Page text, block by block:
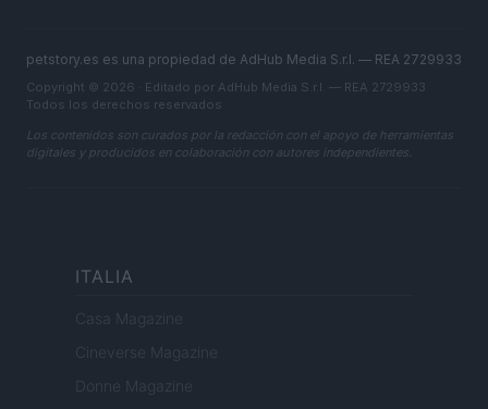
petstory.es es una propiedad de AdHub Media S.r.l. — REA 2729933
Copyright © 2026 · Editado por AdHub Media S.r.l. — REA 2729933
Todos los derechos reservados
Los contenidos son curados por la redacción con el apoyo de herramientas
digitales y producidos en colaboración con autores independientes.
ITALIA
Casa Magazine
Cineverse Magazine
Donne Magazine